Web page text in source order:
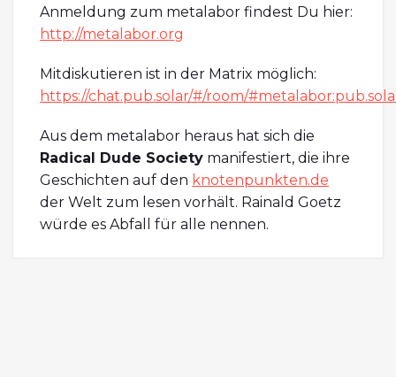
Anmeldung zum metalabor findest Du hier:
http://metalabor.org
Mitdiskutieren ist in der Matrix möglich:
https://chat.pub.solar/#/room/
Aus dem metalabor heraus hat sich die
Radical Dude Society manifestiert, die ihre
Geschichten auf den knotenpunkten.de
der Welt zum lesen vorhält. Rainald Goetz
würde es Abfall für alle nennen.